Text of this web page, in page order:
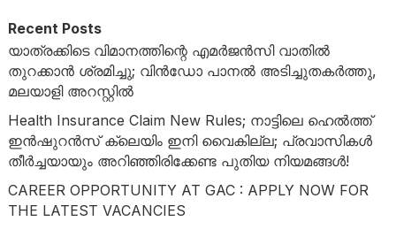
Recent Posts
യാത്രക്കിടെ വിമാനത്തിന്റെ എമർജൻസി വാതിൽ
തുറക്കാൻ ശ്രമിച്ചു; വിൻഡോ പാനൽ അടിച്ചുതകർത്തു,
മലയാളി അറസ്റ്റിൽ
Health Insurance Claim New Rules; നാട്ടിലെ ഹെൽത്ത്
ഇൻഷുറൻസ് ക്ലെയിം ഇനി വൈകില്ല; പ്രവാസികൾ
തീർച്ചയായും അറിഞ്ഞിരിക്കേണ്ട പുതിയ നിയമങ്ങൾ!
CAREER OPPORTUNITY AT GAC : APPLY NOW FOR
THE LATEST VACANCIES